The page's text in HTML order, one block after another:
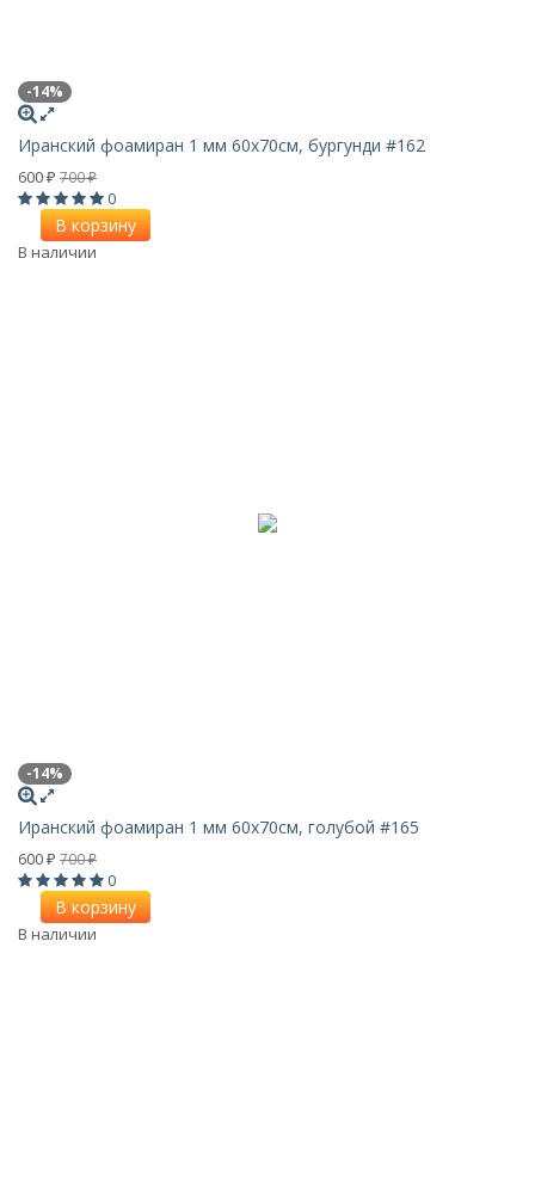
-14%
Иранский фоамиран 1 мм 60х70см, бургунди #162
600 ₽ 700₽
0
В корзину
В наличии
-14%
Иранский фоамиран 1 мм 60х70см, голубой #165
600 ₽ 700₽
0
В корзину
В наличии